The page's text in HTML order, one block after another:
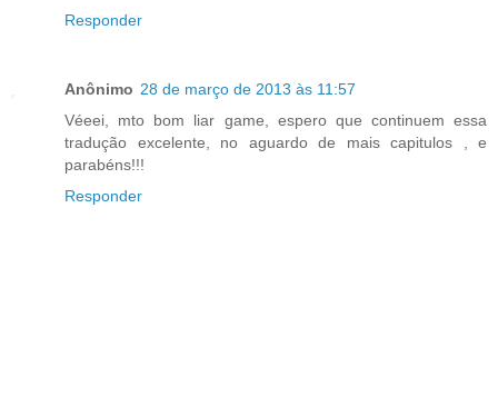
Responder
Anônimo 28 de março de 2013 às 11:57
Véeei, mto bom liar game, espero que continuem essa
tradução excelente, no aguardo de mais capitulos , e
parabéns!!!
Responder